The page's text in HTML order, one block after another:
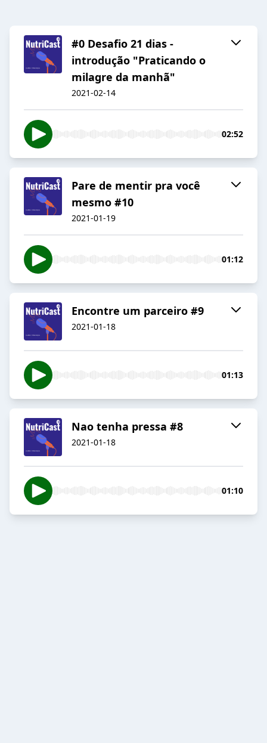
#0 Desafio 21 dias -
introdução "Praticando o
milagre da manhã"
2021-02-14
02:52
Pare de mentir pra você
mesmo #10
2021-01-19
01:12
Encontre um parceiro #9
2021-01-18
01:13
Nao tenha pressa #8
2021-01-18
01:10